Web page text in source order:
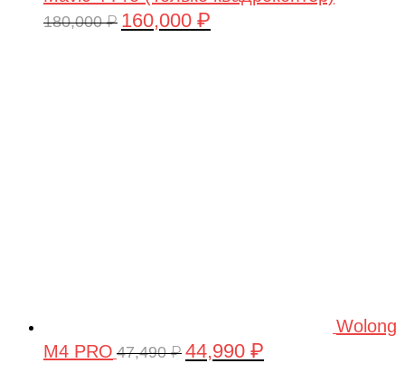
180,000₽ Первоначальная
160,000 ₽
Wolong
M4 PRO 47,490₽ Первоначальная
44,990 ₽